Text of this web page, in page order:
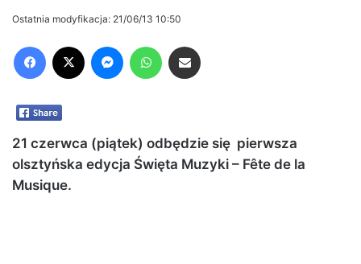
Ostatnia modyfikacja: 21/06/13 10:50
21 czerwca (piątek) odbędzie się pierwsza
olsztyńska edycja Święta Muzyki – Fête de la
Musique.